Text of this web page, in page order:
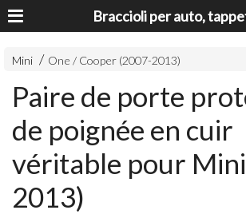
Mini One / Cooper (2007-2013)
Paire de porte
de poignée en cuir
véritable pour
2013)